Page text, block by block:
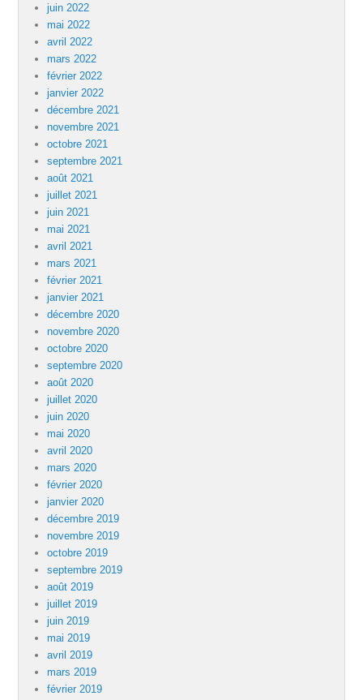
juin 2022
mai 2022
avril 2022
mars 2022
février 2022
janvier 2022
décembre 2021
novembre 2021
octobre 2021
septembre 2021
août 2021
juillet 2021
juin 2021
mai 2021
avril 2021
mars 2021
février 2021
janvier 2021
décembre 2020
novembre 2020
octobre 2020
septembre 2020
août 2020
juillet 2020
juin 2020
mai 2020
avril 2020
mars 2020
février 2020
janvier 2020
décembre 2019
novembre 2019
octobre 2019
septembre 2019
août 2019
juillet 2019
juin 2019
mai 2019
avril 2019
mars 2019
février 2019